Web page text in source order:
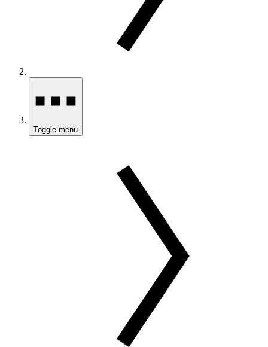
Toggle menu